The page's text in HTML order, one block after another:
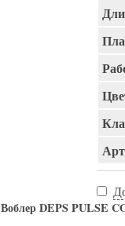
Воблер DEPS PULSE